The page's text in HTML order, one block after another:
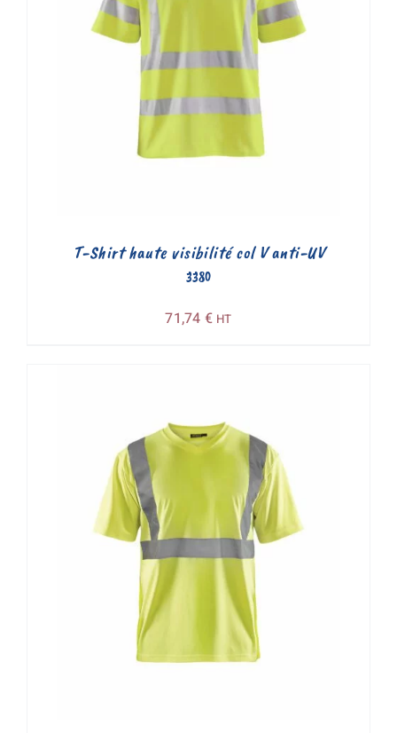
3380
T-Shirt haute visibilité col V anti-UV
71,74 € HT